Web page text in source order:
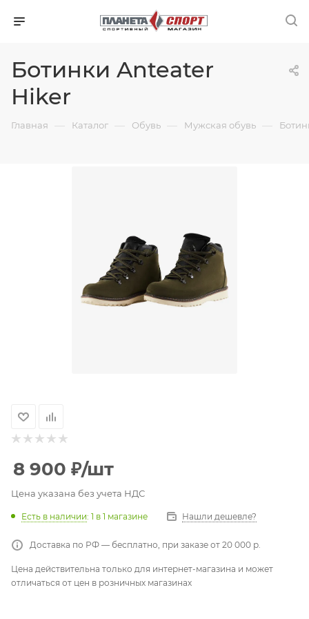
Ботинки Anteater
Hiker
Главная — Каталог — Обувь — Мужская обувь —
8 900 ₽/шт
Цена указана без учета НДС
Есть в наличии: 1 в 1 магазине Нашли дешевле?
Доставка по РФ — бесплатно, при заказе от 20 000 р.
Цена действительна только для интернет-магазина и может
отличаться от цен в розничных магазинах